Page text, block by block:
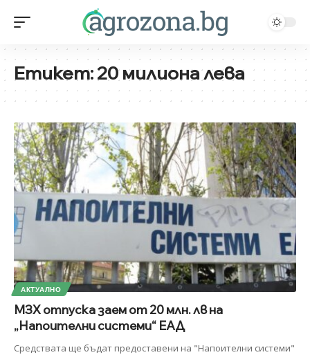
Етикет:20 милиона лева
АКТУАЛНО
МЗХ отпуска заем от 20 млн. лв на
„Напоителни системи“ ЕАД
Средствата ще бъдат предоставени на "Напоителни системи"